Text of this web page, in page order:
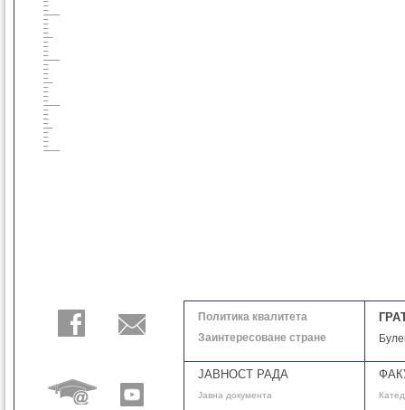
Политика квалитета
Заинтересоване стране
ЈАВНОСТ РАДА
Јавнa документа